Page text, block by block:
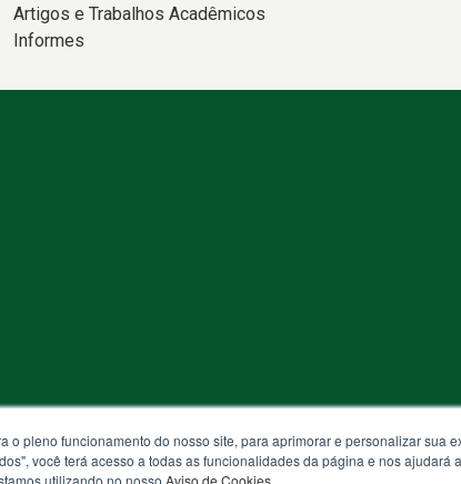
Artigos e Trabalhos Acadêmicos
Informes
13h30min às 18h
o pleno funcionamento do nosso site, para aprimorar e personalizar sua
você terá acesso a todas as funcionalidades da página e nos
utilizando no nosso Aviso de Cookies